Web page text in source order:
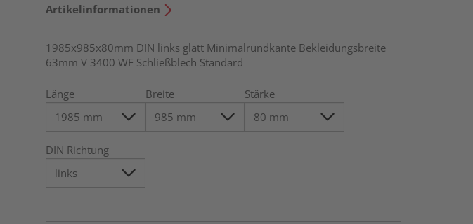
Artikelinformationen
1985x985x80mm DIN links glatt Minimalrundkante Bekleidungsbreite
63mm V 3400 WF Schließblech Standard
Länge Breite Stärke
DIN Richtung